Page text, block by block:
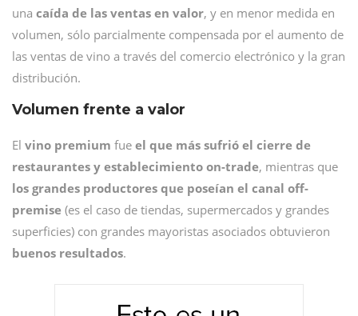
una caída de las ventas en valor, y en menor medida en
volumen, sólo parcialmente compensada por el aumento de
las ventas de vino a través del comercio electrónico y la gran
distribución.
Volumen frente a valor
El vino premium fue el que más sufrió el cierre de
restaurantes y establecimiento on-trade, mientras que
los grandes productores que poseían el canal off-
premise (es el caso de tiendas, supermercados y grandes
superficies) con grandes mayoristas asociados obtuvieron
buenos resultados.